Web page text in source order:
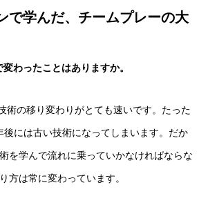
で学んだ、チームプレーの大
わったことはありますか。
術の移り変わりがとても速いです。たった
後には古い技術になってしまいます。だか
を学んで流れに乗っていかなければならな
方は常に変わっています。